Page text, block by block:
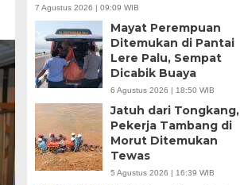
7 Agustus 2026 | 09:09 WIB
Mayat Perempuan
Ditemukan di Pantai
Lere Palu, Sempat
Dicabik Buaya
6 Agustus 2026 | 18:50 WIB
Jatuh dari Tongkang,
Pekerja Tambang di
Morut Ditemukan
Tewas
5 Agustus 2026 | 16:39 WIB